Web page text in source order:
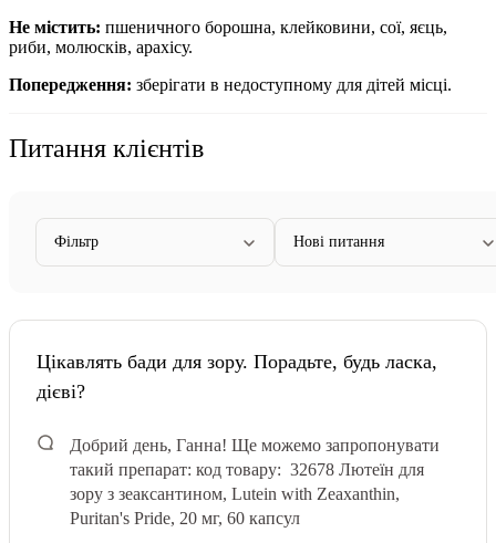
Не містить: пшеничного борошна, клейковини, сої, яєць,
риби, молюсків, арахісу.
Попередження: зберігати в недоступному для дітей місці.
Питання клієнтів
Фільтр Нові питання
Цікавлять бади для зору. Порадьте, будь ласка,
дієві?
Добрий день, Ганна! Ще можемо запропонувати
такий препарат: код товару: 32678 Лютеїн для
зору з зеаксантином, Lutein with Zeaxanthin,
Puritan's Pride, 20 мг, 60 капсул